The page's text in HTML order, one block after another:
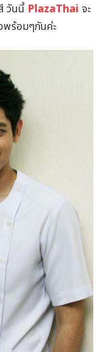
วันนี้ PlazaThai จะ
ร้อมๆกันค่ะ